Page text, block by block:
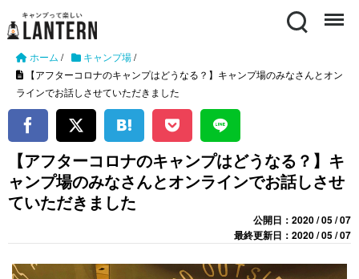
Search Menu
ホーム / キャンプ場/
【アフターコロナのキャンプはどうなる？】キャンプ場のみなさんとオン
ラインでお話しさせていただきました
【アフターコロナのキャンプはどうなる？】キ
ャンプ場のみなさんとオンラインでお話しさせ
ていただきました
公開日：2020 / 05 / 07
最終更新日：2020 / 05 / 07